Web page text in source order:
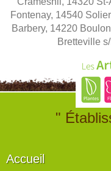
Fontenay, 14540
Barbery, 14220
Bretteville
"
Accueil